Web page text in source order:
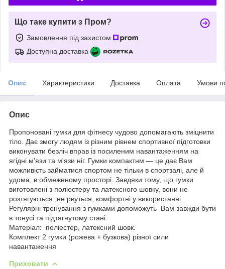
Що таке купити з Пром?
Замовлення під захистом
Доступна доставка
Опис Характеристики Доставка Оплата Умови
Опис
Пропоновані гумки для фітнесу чудово допомагають зміцнити
тіло. Дає змогу людям із різним рівнем спортивної підготовки
виконувати безліч вправ із посиленим навантаженням на
ягідні м'язи та м'язи ніг. Гумки компактнм — це дає Вам
можливість займатися спортом не тільки в спортзалі, але й
удома, в обмеженому просторі. Завдяки тому, що гумки
виготовлені з поліестеру та латексного шовку, вони не
розтягуються, не рвуться, комфортні у використанні.
Регулярні тренування з гумками допоможуть Вам завжди бути
в тонусі та підтягнутому стані.
Матеріал: поліестер, латексний шовк.
Комплект 2 гумки (рожева + бузкова) різної сили
навантаження
Приховати